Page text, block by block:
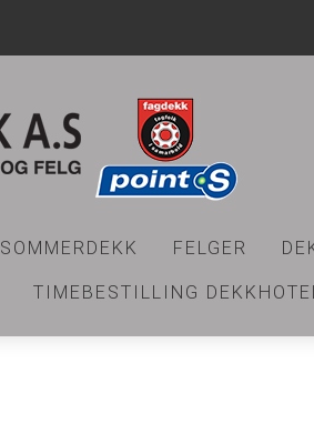
SOMMERDEKK FELGER
TIMEBESTILLING